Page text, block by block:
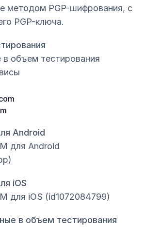
методом PGP-шифрования, с
PGP-ключа.
объем тестирования
Android
для Android
iOS
для iOS (id1072084799)
в объем тестирования